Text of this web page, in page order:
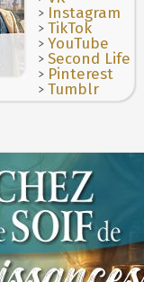
ou le peuple
> Instagram
>TikTok
>YouTube
>Second Life
> Pinterest
>Tumblr